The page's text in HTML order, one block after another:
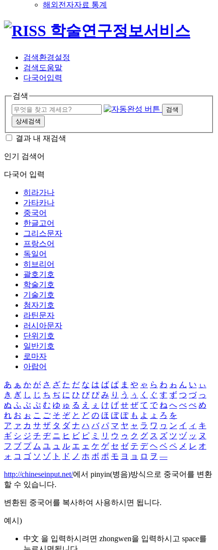
해외전자자료 통계
검색환경설정
검색도움말
다국어입력
검색
검색
상세검색
결과 내 재검색
인기 검색어
다국어 입력
히라가나
가타카나
중국어
한글고어
그리스문자
프랑스어
독일어
히브리어
괄호기호
학술기호
기술기호
첨자기호
라틴문자
러시아문자
단위기호
일반기호
로마자
아랍어
あ ぁ か が さ ざ た だ な は ば ぱ ま や ゃ ら わ ゎ ん い ぃ
き ぎ し じ ち ぢ に ひ び ぴ み り う ぅ く ぐ す ず つ づ っ
ぬ ふ ぶ ぷ む ゆ ゅ る え ぇ け げ せ ぜ て で ね へ べ ぺ め
れ お ぉ こ ご そ ぞ と ど の ほ ぼ ぽ も よ ょ ろ を
ア ァ カ サ ザ タ ダ ナ ハ バ パ マ ヤ ャ ラ ワ ヮ ン イ ィ キ
ギ シ ジ チ ヂ ニ ヒ ビ ピ ミ リ ウ ゥ ク グ ス ズ ツ ヅ ッ ヌ
フ ブ プ ム ユ ュ ル エ ェ ケ ゲ セ ゼ テ デ ヘ ベ ペ メ レ オ
ォ コ ゴ ソ ゾ ト ド ノ ホ ボ ポ モ ヨ ョ ロ ヲ ―
http://chineseinput.net/에서 pinyin(병음)방식으로 중국어를 변환
할 수 있습니다.
변환된 중국어를 복사하여 사용하시면 됩니다.
예시)
中文 을 입력하시려면 zhongwen을 입력하시고 space를